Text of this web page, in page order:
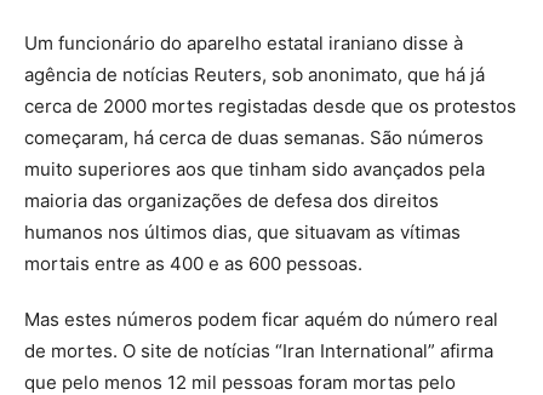
Um funcionário do aparelho estatal iraniano disse à
agência de notícias Reuters, sob anonimato, que há já
cerca de 2000 mortes registadas desde que os protestos
começaram, há cerca de duas semanas. São números
muito superiores aos que tinham sido avançados pela
maioria das organizações de defesa dos direitos
humanos nos últimos dias, que situavam as vítimas
mortais entre as 400 e as 600 pessoas.
Mas estes números podem ficar aquém do número real
de mortes. O site de notícias “Iran International” afirma
que pelo menos 12 mil pessoas foram mortas pelo